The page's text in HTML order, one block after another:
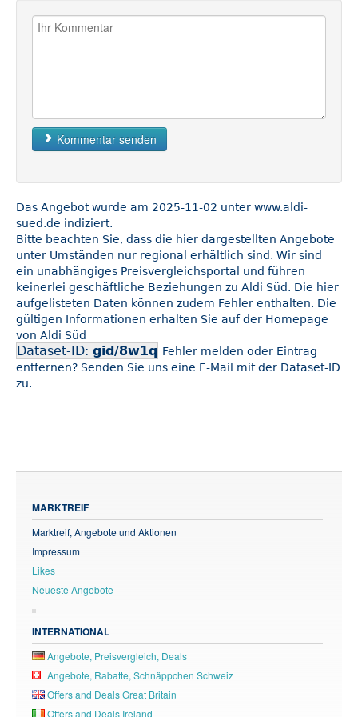
Kommentar senden
Das Angebot wurde am 2025-11-02 unter www.aldi-
sued.de indiziert.
Bitte beachten Sie, dass die hier dargestellten Angebote
unter Umständen nur regional erhältlich sind. Wir sind
ein unabhängiges Preisvergleichsportal und führen
keinerlei geschäftliche Beziehungen zu Aldi Süd. Die hier
aufgelisteten Daten können zudem Fehler enthalten. Die
gültigen Informationen erhalten Sie auf der Homepage
von Aldi Süd
Dataset-ID: gid/8w1q Fehler melden oder Eintrag
entfernen? Senden Sie uns eine E-Mail mit der Dataset-ID
zu.
MARKTREIF
Marktreif, Angebote und Aktionen
Impressum
Likes
Neueste Angebote
INTERNATIONAL
Angebote, Preisvergleich, Deals
Angebote, Rabatte, Schnäppchen Schweiz
Offers and Deals Great Britain
Offers and Deals Ireland